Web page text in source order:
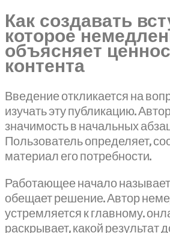
Как создавать
которое
объясняет
контента
Введение откликается на
изучать эту публикацию.
значимость в начальных
Пользователь определяет,
материал его потребности.
Работающее начало
обещает решение. Автор
устремляется к главному.
раскрывает, какой результат